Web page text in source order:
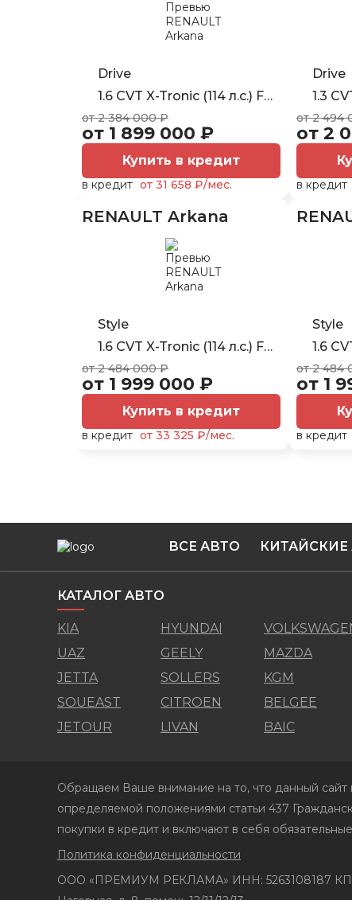
Drive
1.6 CVT X-Tronic (114 л.с.) FWD
от 2 384 000 ₽
от 1 899 000 ₽
Купить в кредит
в кредит от 31 658 ₽/мес.
Drive
1.3
от 2 494
от 2
в кредит
RENAULT Arkana
Style
1.6 CVT X-Tronic (114 л.с.) FWD
от 2 484 000 ₽
от 1 999 000 ₽
Купить в кредит
в кредит от 33 325 ₽/мес.
Style
1.6
от 2 484
от 1
в кредит
ВСЕ АВТО КИТАЙСКИЕ
КАТАЛОГ АВТО
KIA HYUNDAI
UAZ
GEELY MAZDA
JETTA
SOLLERS KGM
SOUEAST
CITROEN BELGEE
JETOUR
LIVAN BAIC
Обращаем Ваше внимание на то, что данный сайт
определяемой положениями статьи 437
покупки в кредит и включают в себя
Политика конфиденциальности
ООО «ПРЕМИУМ РЕКЛАМА» ИНН: 5263108187 КПП: